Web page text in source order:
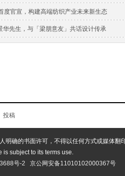
度官宣，构建高端纺织产业未来新生态
华先生，与「梁朋意友」共话设计传承
投稿
明确的书面许可，不得以任何方式或媒体翻
is subject to its terms use.
号-2
京公网安备11010102000367号